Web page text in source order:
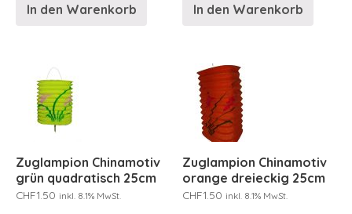
In den Warenkorb In den Warenkorb
Zuglampion Chinamotiv
grün quadratisch 25cm
CHF1.50 inkl. 8.1% MwSt.
Zuglampion Chinamotiv
orange dreieckig 25cm
CHF1.50 inkl. 8.1% MwSt.